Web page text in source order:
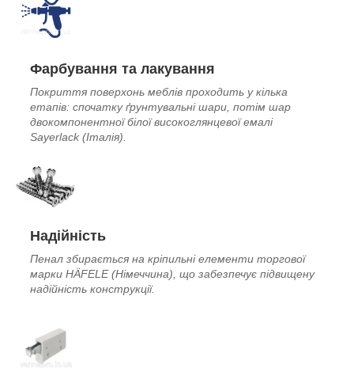
Фарбування та лакування
Покриття поверхонь меблів проходить у кілька
етапів: спочатку ґрунтувальні шари, потім шар
двокомпонентної білої високоглянцевої емалі
Sayerlack (Італія).
Надійність
Пенал збирається на кріпильні елементи торгової
марки HÄFELE (Німеччина), що забезпечує підвищену
надійність конструкції.